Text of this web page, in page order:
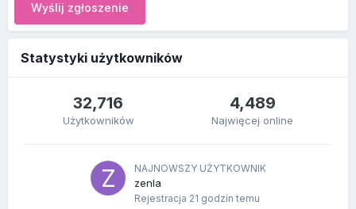
Wyślij zgłoszenie
Statystyki użytkowników
32,716
Użytkowników
4,489
Najwięcej online
NAJNOWSZY UŻYTKOWNIK
zenla
Rejestracja 21 godzin temu